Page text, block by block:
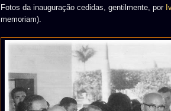
Fotos da inauguração cedidas, gentilmente, por
memoriam).